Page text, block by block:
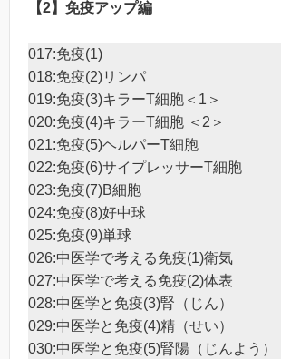
【2】免疫アップ編
017:免疫(1)
018:免疫(2)リンパ
019:免疫(3)キラーT細胞＜1＞
020:免疫(4)キラーT細胞 ＜2＞
021:免疫(5)ヘルパーT細胞
022:免疫(6)サイプレッサーT細胞
023:免疫(7)B細胞
024:免疫(8)好中球
025:免疫(9)単球
026:中医学で考える免疫(1)衛気
027:中医学で考える免疫(2)体表
028:中医学と免疫(3)腎（じん）
029:中医学と免疫(4)精（せい）
030:中医学と免疫(5)腎陽（じんよう）